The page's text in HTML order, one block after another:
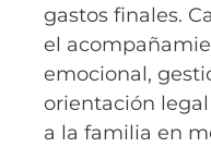
gastos finales.
el
emocional,
orientación
a la familia en